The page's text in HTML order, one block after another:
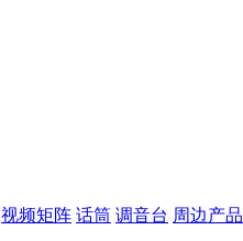
视频矩阵 话筒 调音台 周边产品